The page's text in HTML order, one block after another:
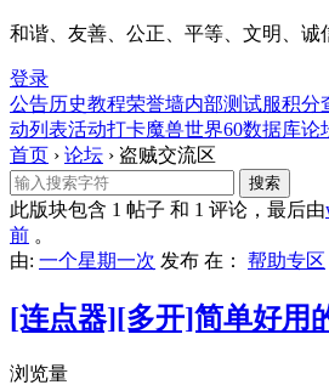
和谐、友善、公正、平等、文明、诚
登录
公告历史教程荣誉墙内部测试服积分
动列表活动打卡魔兽世界60数据库论
首页 › 论坛 › 盗贼交流区
此版块包含 1 帖子 和 1 评论，最后由
前 。
由: 一个星期一次 发布 在： 帮助专区
[连点器][多开]简单好用
浏览量